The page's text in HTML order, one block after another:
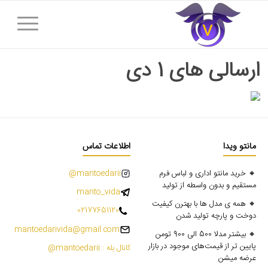
ارسالی های 1 دی
مانتو ویدا
🔸 خرید مانتو اداری و لباس فرم
مستقیم و بدون واسطه از تولید
🔸 همه ی مدل ها با بهترن کیفیت
دوخت و پارچه تولید شدن
🔸 بیشتر مدلا 500 الی 900 تومن
پایین تر از قیمت‌های موجود در بازار
عرضه میشن
اطلاعات تماس
mantoedarii@
manto_vida
02177651120
mantoedarivida@gmail.com
کانال بله : mantoedarii@